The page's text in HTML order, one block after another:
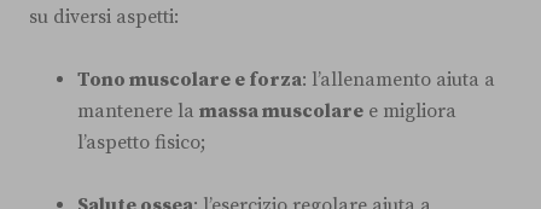
su diversi aspetti:
Tono muscolare e forza: l’allenamento aiuta a
mantenere la massa muscolare e migliora
l’aspetto fisico;